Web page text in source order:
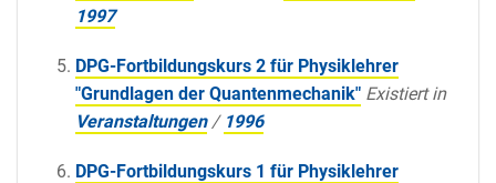
1997
DPG-Fortbildungskurs 2 für Physiklehrer
"Grundlagen der Quantenmechanik" Existiert in
Veranstaltungen / 1996
DPG-Fortbildungskurs 1 für Physiklehrer